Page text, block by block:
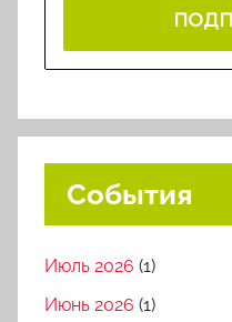
События
Июль 2026 (1)
Июнь 2026 (1)